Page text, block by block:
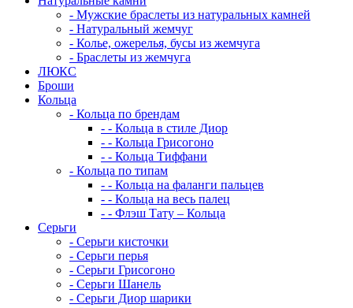
- Мужские браслеты из натуральных камней
- Натуральный жемчуг
- Колье, ожерелья, бусы из жемчуга
- Браслеты из жемчуга
ЛЮКС
Броши
Кольца
- Кольца по брендам
- - Кольца в стиле Диор
- - Кольца Грисогоно
- - Кольца Тиффани
- Кольца по типам
- - Кольца на фаланги пальцев
- - Кольца на весь палец
- - Флэш Тату – Кольца
Серьги
- Серьги кисточки
- Серьги перья
- Серьги Грисогоно
- Серьги Шанель
- Серьги Диор шарики